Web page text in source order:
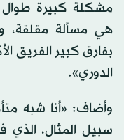
مشكلة كبيرة طوال
هي مسألة مقلقة،
بفارق كبير الفريق
الدوري».
وأضاف: «أنا شبه
سبيل المثال، الذي